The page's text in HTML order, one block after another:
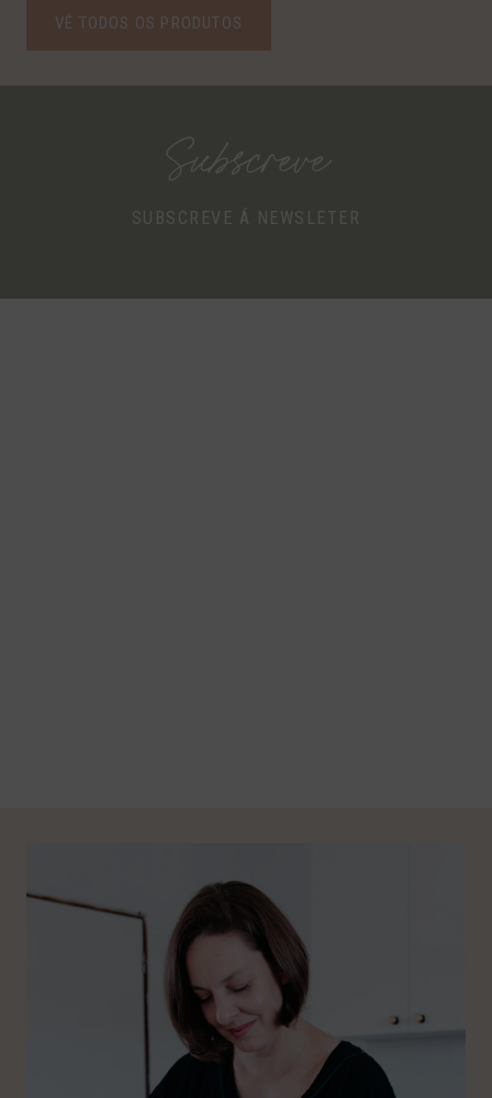
VÊ TODOS OS PRODUTOS
Subscreve
SUBSCREVE Á NEWSLETER